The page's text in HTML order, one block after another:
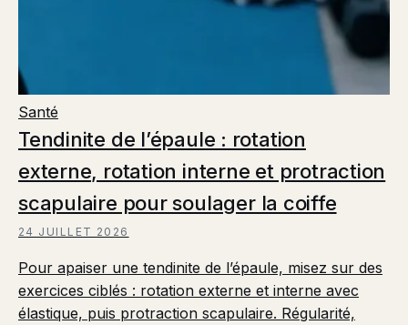
Santé
Tendinite de l’épaule : rotation
externe, rotation interne et protraction
scapulaire pour soulager la coiffe
24 JUILLET 2026
Pour apaiser une tendinite de l’épaule, misez sur des
exercices ciblés : rotation externe et interne avec
élastique, puis protraction scapulaire. Régularité,